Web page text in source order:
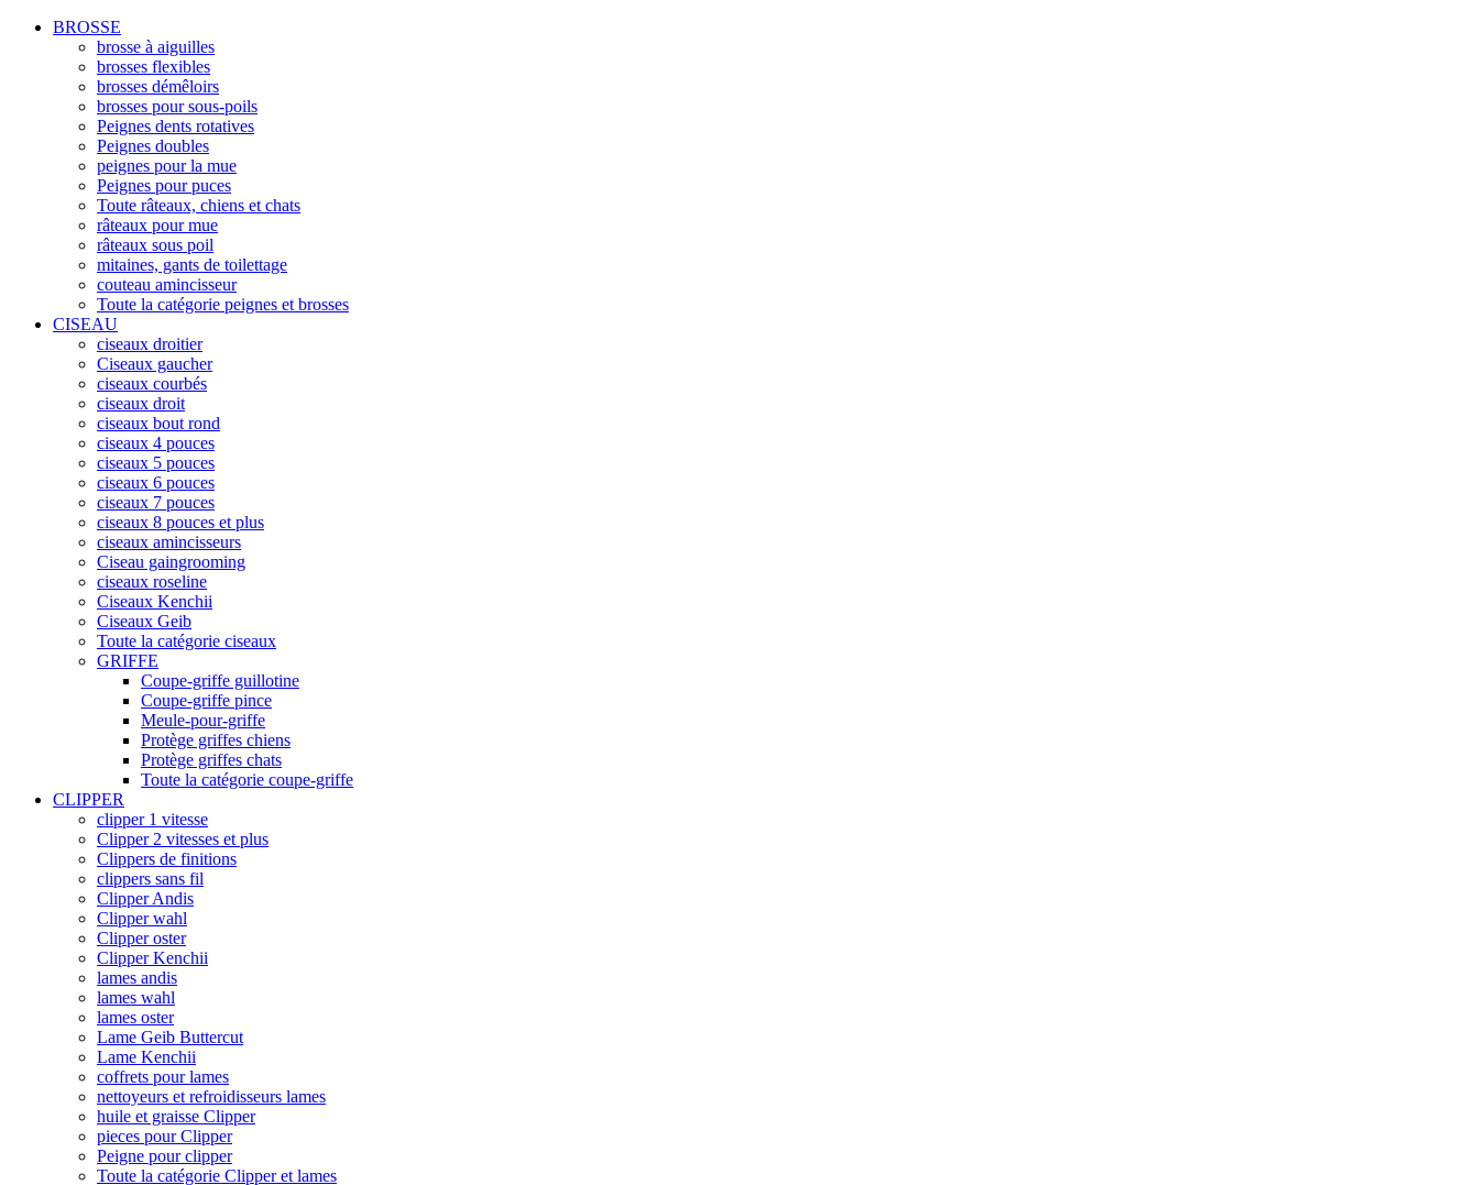
BROSSE
brosse à aiguilles
brosses flexibles
brosses démêloirs
brosses pour sous-poils
Peignes dents rotatives
Peignes doubles
peignes pour la mue
Peignes pour puces
Toute râteaux, chiens et chats
râteaux pour mue
râteaux sous poil
mitaines, gants de toilettage
couteau amincisseur
Toute la catégorie peignes et brosses
CISEAU
ciseaux droitier
Ciseaux gaucher
ciseaux courbés
ciseaux droit
ciseaux bout rond
ciseaux 4 pouces
ciseaux 5 pouces
ciseaux 6 pouces
ciseaux 7 pouces
ciseaux 8 pouces et plus
ciseaux amincisseurs
Ciseau gaingrooming
ciseaux roseline
Ciseaux Kenchii
Ciseaux Geib
Toute la catégorie ciseaux
GRIFFE
Coupe-griffe guillotine
Coupe-griffe pince
Meule-pour-griffe
Protège griffes chiens
Protège griffes chats
Toute la catégorie coupe-griffe
CLIPPER
clipper 1 vitesse
Clipper 2 vitesses et plus
Clippers de finitions
clippers sans fil
Clipper Andis
Clipper wahl
Clipper oster
Clipper Kenchii
lames andis
lames wahl
lames oster
Lame Geib Buttercut
Lame Kenchii
coffrets pour lames
nettoyeurs et refroidisseurs lames
huile et graisse Clipper
pieces pour Clipper
Peigne pour clipper
Toute la catégorie Clipper et lames